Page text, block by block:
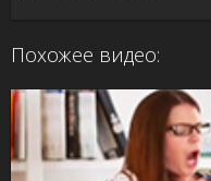
Похожее видео: